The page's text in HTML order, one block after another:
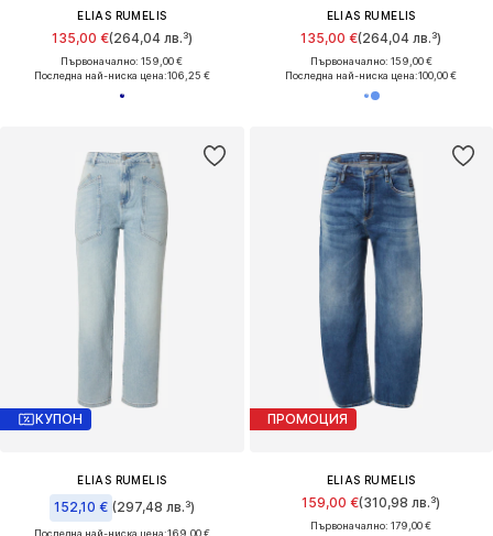
ELIAS RUMELIS
135,00 €(264,04 лв.³)
Първоначално: 159,00 €
Последна най-ниска цена:106,25 €
ELIAS RUMELIS
135,00 €(264,04 лв.³)
Първоначално: 159,00 €
Последна най-ниска цена:100,00 €
КУПОН
ELIAS RUMELIS
152,10 € (297,48 лв.³)
Последна най-ниска цена:169,00 €
ПРОМОЦИЯ
ELIAS RUMELIS
159,00 €(310,98 лв.³)
Първоначално: 179,00 €